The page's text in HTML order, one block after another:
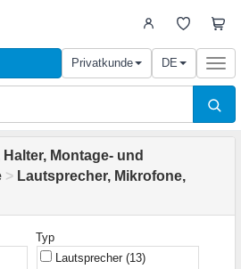
Privatkunde DE
Montage- und
> Lautsprecher, Mikrofone,
Typ
Lautsprecher (13)